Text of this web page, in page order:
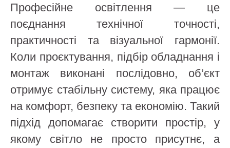
Професійне освітлення — це
поєднання технічної точності,
практичності та візуальної гармонії.
Коли проєктування, підбір обладнання і
монтаж виконані послідовно, об’єкт
отримує стабільну систему, яка працює
на комфорт, безпеку та економію. Такий
підхід допомагає створити простір, у
якому світло не просто присутнє, а